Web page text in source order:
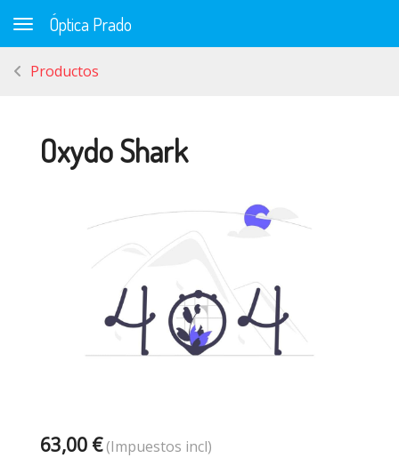
Toggle navigation
Óptica Prado
Productos
Oxydo Shark
63,00 €(Impuestos incl)